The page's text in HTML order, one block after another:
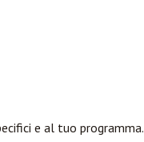
e al tuo programma.